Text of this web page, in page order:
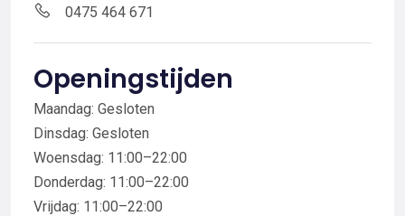
0475 464 671
Openingstijden
Maandag: Gesloten
Dinsdag: Gesloten
Woensdag: 11:00–22:00
Donderdag: 11:00–22:00
Vrijdag: 11:00–22:00